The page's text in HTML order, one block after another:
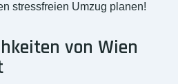
stressfreien Umzug planen!
von Wien